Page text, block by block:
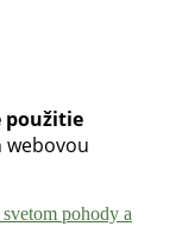
použitie
webovou
pohody a